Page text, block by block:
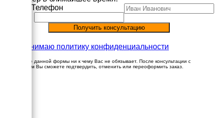
Телефон
Принимаю политику конфиденциальности
Заполнение данной формы ни к чему Вас не обязывает. После консультации с
менеджером Вы сможете подтвердить, отменить или переоформить заказ.